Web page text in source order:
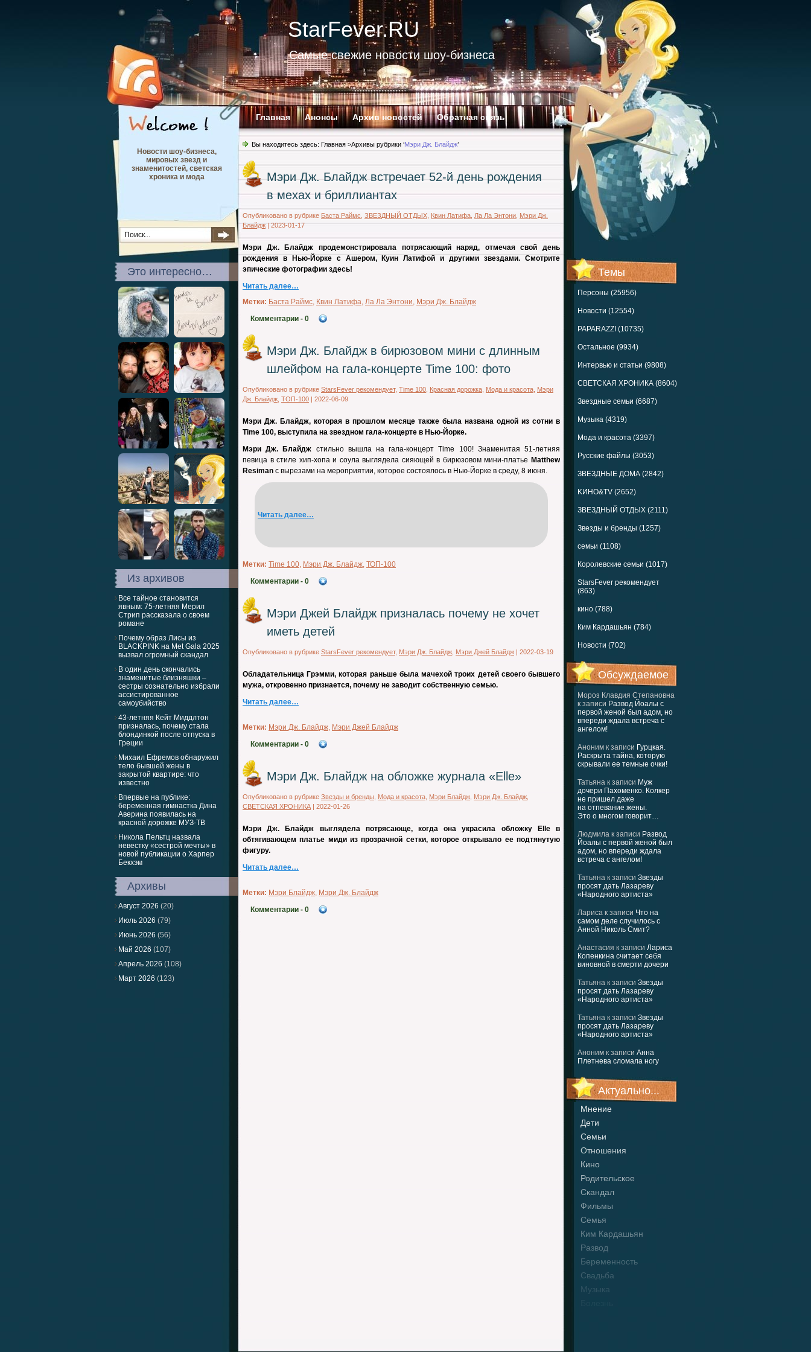
StarFever.RU
Самые свежие новости шоу-бизнеса
Главная Анонсы Архив новостей Обратная связь
Темы
Персоны (25956)
Новости (12554)
PAPARAZZI (10735)
Остальное (9934)
Интервью и статьи (9808)
СВЕТСКАЯ ХРОНИКА (8604)
Звездные семьи (6687)
Музыка (4319)
Мода и красота (3397)
Русские файлы (3053)
ЗВЕЗДНЫЕ ДОМА (2842)
KИНО&TV (2652)
ЗВЕЗДНЫЙ ОТДЫХ (2111)
Звезды и бренды (1257)
семьи (1108)
Королевские семьи (1017)
StarsFever рекомендует
(863)
кино (788)
Ким Кардашьян (784)
Новости (702)
Обсуждаемое
Мороз Клавдия Степановна
к записи Развод Йоалы с
первой женой был адом, но
впереди ждала встреча с
ангелом!
Аноним к записи Гурцкая.
Раскрыта тайна, которую
скрывали ее темные очки!
Татьяна к записи Муж
дочери Пахоменко. Колкер
не пришел даже
на отпевание жены.
Это о многом говорит…
Людмила к записи Развод
Йоалы с первой женой был
адом, но впереди ждала
встреча с ангелом!
Татьяна к записи Звезды
просят дать Лазареву
«Народного артиста»
Лариса к записи Что на
самом деле случилось с
Анной Николь Смит?
Анастасия к записи Лариса
Копенкина считает себя
виновной в смерти дочери
Татьяна к записи Звезды
просят дать Лазареву
«Народного артиста»
Татьяна к записи Звезды
просят дать Лазареву
«Народного артиста»
Аноним к записи Анна
Плетнева сломала ногу
Актуально...
Мнение
Дети
Семьи
Отношения
Кино
Родительское
Скандал
Фильмы
Семья
Ким Кардашьян
Развод
Беременность
Свадьба
Музыка
Новости шоу-бизнеса,
мировых звезд и
знаменитостей, светская
хроника и мода
Это интересно…
Из архивов
Все тайное становится
явным: 75-летняя Мерил
Стрип рассказала о своем
романе
Почему образ Лисы из
BLACKPINK на Met Gala 2025
вызвал огромный скандал
В один день скончались
знаменитые близняшки –
сестры сознательно избрали
ассистированное
самоубийство
43-летняя Кейт Миддлтон
призналась, почему стала
блондинкой после отпуска в
Греции
Михаил Ефремов обнаружил
тело бывшей жены в
закрытой квартире: что
известно
Впервые на публике:
беременная гимнастка Дина
Аверина появилась на
красной дорожке МУЗ-ТВ
Никола Пельтц назвала
невестку «сестрой мечты» в
новой публикации о Харпер
Бекхэм
Архивы
Август 2026 (20)
Июль 2026 (79)
Июнь 2026 (56)
Май 2026 (107)
Апрель 2026 (108)
Март 2026 (123)
Вы находитесь здесь: Главная >Архивы рубрики ‘Мэри Дж. Блайдж’
Мэри Дж. Блайдж встречает 52-й день рождения
в мехах и бриллиантах
Опубликовано в рубрике Баста Раймс ЗВЕЗДНЫЙ ОТДЫХ Квин Латифа Ла Ла Энтони Мэри Дж.
Блайдж | 2023-01-17
Мэри Дж. Блайдж продемонстрировала потрясающий наряд, отмечая свой день
рождения в Нью-Йорке с Ашером, Куин Латифой и другими звездами. Смотрите
эпические фотографии здесь!
Читать далее…
Метки: Баста Раймс, Квин Латифа, Ла Ла Энтони, Мэри Дж. Блайдж
Комментарии - 0
Мэри Дж. Блайдж в бирюзовом мини с длинным
шлейфом на гала-концерте Time 100: фото
Опубликовано в рубрике StarsFever рекомендует, Time 100 Красная дорожка Мода и красота Мэри
Дж. Блайдж ТОП-100 | 2022-06-09
Мэри Дж. Блайдж, которая в прошлом месяце также была названа одной из сотни в
Time 100, выступила на звездном гала-концерте в Нью-Йорке.
Мэри Дж. Блайдж стильно вышла на гала-концерт Time 100! Знаменитая 51-летняя
певица в стиле хип-хопа и соула выглядела сияющей в бирюзовом мини-платье Matthew
Resiman с вырезами на мероприятии, которое состоялось в Нью-Йорке в среду, 8 июня.
Читать далее…
Метки: Time 100, Мэри Дж. Блайдж, ТОП-100
Комментарии - 0
Мэри Джей Блайдж призналась почему не хочет
иметь детей
Опубликовано в рубрике StarsFever рекомендует, Мэри Дж. Блайдж Мэри Джей Блайдж | 2022-03-19
Обладательница Грэмми, которая раньше была мачехой троих детей своего бывшего
мужа, откровенно признается, почему не заводит собственную семью.
Читать далее…
Метки: Мэри Дж. Блайдж, Мэри Джей Блайдж
Комментарии - 0
Мэри Дж. Блайдж на обложке журнала «Elle»
Опубликовано в рубрике Звезды и бренды Мода и красота Мэри Блайдж Мэри Дж. Блайдж
СВЕТСКАЯ ХРОНИКА | 2022-01-26
Мэри Дж. Блайдж выглядела потрясающе, когда она украсила обложку Elle в
обтягивающем платье миди из прозрачной сетки, которое открывало ее подтянутую
фигуру.
Читать далее…
Метки: Мэри Блайдж, Мэри Дж. Блайдж
Комментарии - 0